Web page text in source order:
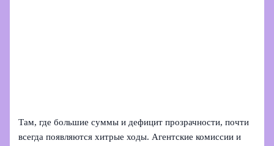
Там, где большие суммы и дефицит прозрачности, почти
всегда появляются хитрые ходы. Агентские комиссии и